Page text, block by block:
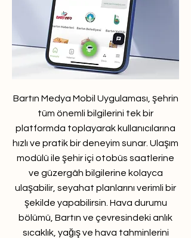
Bartın Medya Mobil Uygulaması, şehrin
tüm önemli bilgilerini tek bir
platformda toplayarak kullanıcılarına
hızlı ve pratik bir deneyim sunar. Ulaşım
modülü ile şehir içi otobüs saatlerine
ve güzergâh bilgilerine kolayca
ulaşabilir, seyahat planlarını verimli bir
şekilde yapabilirsin. Hava durumu
bölümü, Bartın ve çevresindeki anlık
sıcaklık, yağış ve hava tahminlerini